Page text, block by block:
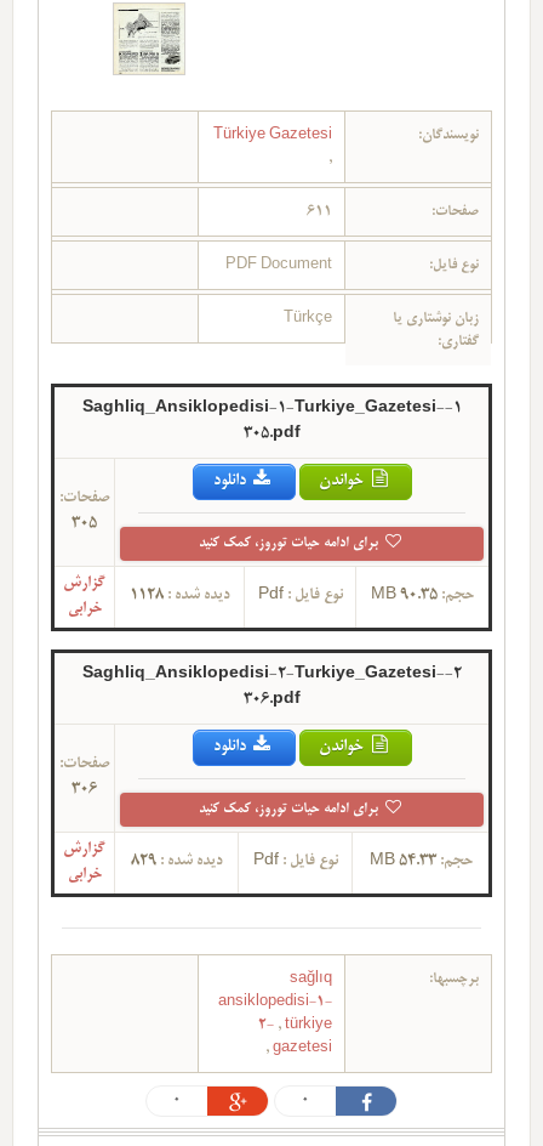
نویسندگان:
Türkiye Gazetesi
,
صفحات: 611
نوع فایل: PDF Document
زبان نوشتاری یا
گفتاری:
Türkçe
1-Saghliq_Ansiklopedisi-1-Turkiye_Gazetesi-
305.pdf
خواندن دانلود
برای ادامه حیات توروز، کمک کنید
صفحات:
305
حجم: 90.35 MB نوع فایل :Pdf دیده شده : 1128
گزارش
خرابی
2-Saghliq_Ansiklopedisi-2-Turkiye_Gazetesi-
306.pdf
خواندن دانلود
برای ادامه حیات توروز، کمک کنید
صفحات:
306
حجم:54.33 MB نوع فایل :Pdf دیده شده : 829
گزارش
خرابی
برچسبها:
sağlıq
ansiklopedisi-1-
2- , türkiye
gazetesi
,
0
0